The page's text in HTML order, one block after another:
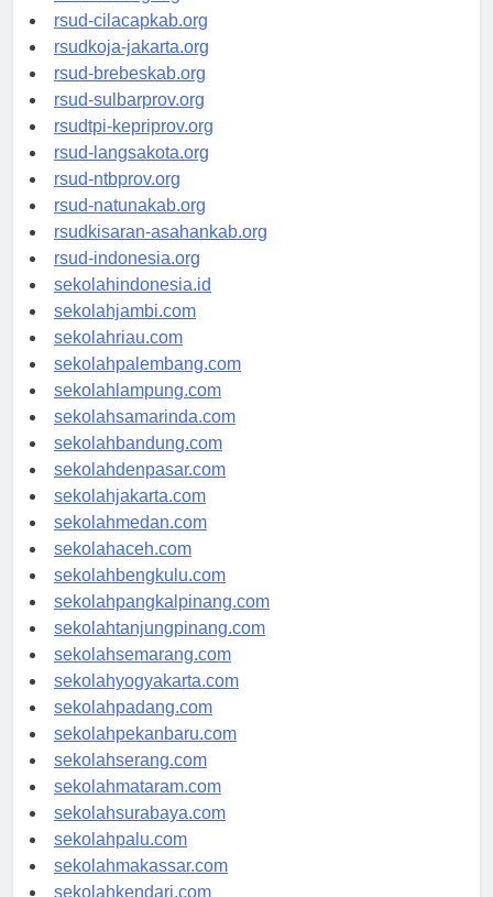
rsud-sintang.org
rsud-cilacapkab.org
rsudkoja-jakarta.org
rsud-brebeskab.org
rsud-sulbarprov.org
rsudtpi-kepriprov.org
rsud-langsakota.org
rsud-ntbprov.org
rsud-natunakab.org
rsudkisaran-asahankab.org
rsud-indonesia.org
sekolahindonesia.id
sekolahjambi.com
sekolahriau.com
sekolahpalembang.com
sekolahlampung.com
sekolahsamarinda.com
sekolahbandung.com
sekolahdenpasar.com
sekolahjakarta.com
sekolahmedan.com
sekolahaceh.com
sekolahbengkulu.com
sekolahpangkalpinang.com
sekolahtanjungpinang.com
sekolahsemarang.com
sekolahyogyakarta.com
sekolahpadang.com
sekolahpekanbaru.com
sekolahserang.com
sekolahmataram.com
sekolahsurabaya.com
sekolahpalu.com
sekolahmakassar.com